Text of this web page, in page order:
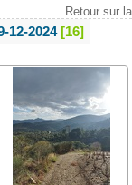
Retour sur
12-2024 16